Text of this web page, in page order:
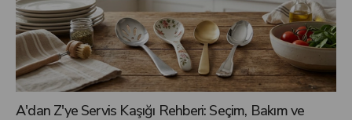
A'dan Z'ye Servis Kaşığı Rehberi: Seçim, Bakım ve